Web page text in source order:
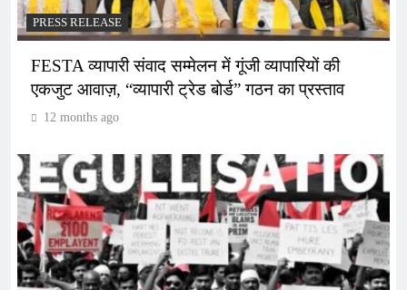
PRESS RELEASE
FESTA व्यापारी संवाद सम्मेलन में गूंजी व्यापारियों की
एकजुट आवाज़, “व्यापारी ट्रेड बोर्ड” गठन का प्रस्ताव
12 months ago